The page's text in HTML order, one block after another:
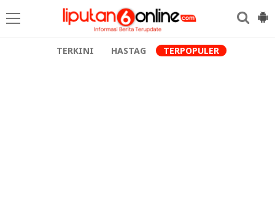
TERKINI HASTAG TERPOPULER